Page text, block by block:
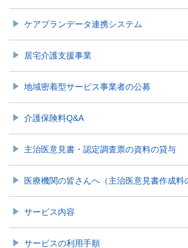
ケアプランデータ連携システム
居宅介護支援事業
地域密着型サービス事業者の公募
介護保険料Q&A
主治医意見書・認定調査票の資料の貸与
医療機関の皆さんへ（主治医意見書作成料
サービス内容
サービスの利用手順